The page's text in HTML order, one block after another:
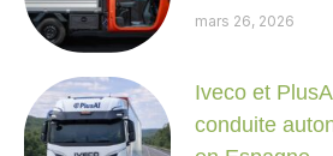
mars 26, 2026
Iveco et
conduite